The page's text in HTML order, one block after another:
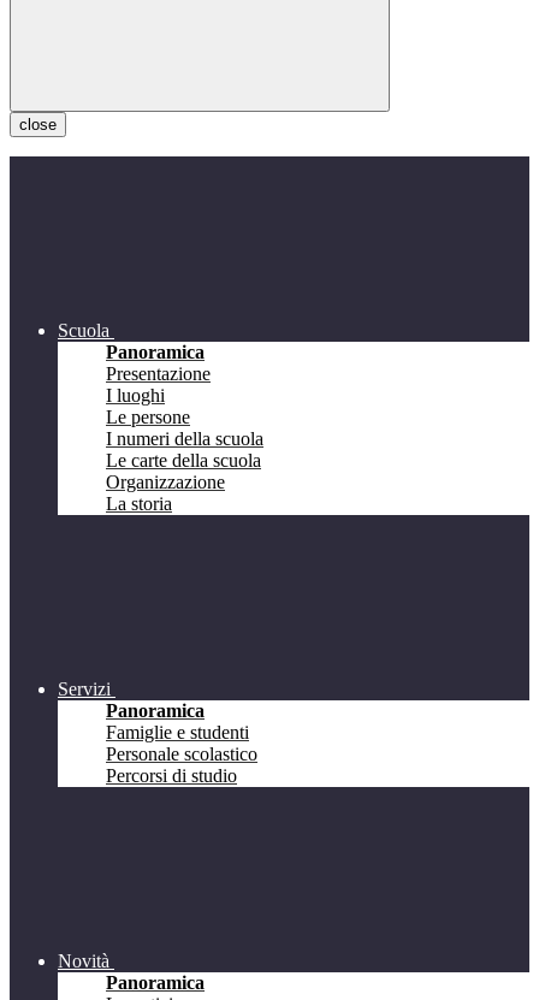
close
Scuola
Panoramica
Presentazione
I luoghi
Le persone
I numeri della scuola
Le carte della scuola
Organizzazione
La storia
Servizi
Panoramica
Famiglie e studenti
Personale scolastico
Percorsi di studio
Novità
Panoramica